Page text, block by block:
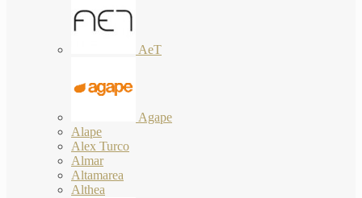
AeT
Agape
Alape
Alex Turco
Almar
Altamarea
Althea